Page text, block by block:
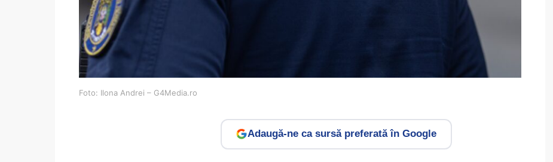
Foto: Ilona Andrei – G4Media.ro
Adaugă-ne ca sursă preferată în Google